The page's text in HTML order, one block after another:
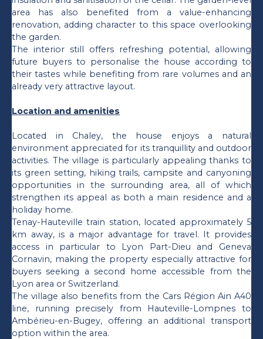
area has also benefited from a value-enhancing
renovation, adding character to this space overlooking
the garden.
The interior still offers refreshing potential, allowing
future buyers to personalise the house according to
their tastes while benefiting from rare volumes and an
already very attractive layout.
Location and amenities
Located in Chaley, the house enjoys a natural
environment appreciated for its tranquillity and outdoor
activities. The village is particularly appealing thanks to
its green setting, hiking trails, campsite and canyoning
opportunities in the surrounding area, all of which
strengthen its appeal as both a main residence and a
holiday home.
Tenay-Hauteville train station, located approximately 5
km away, is a major advantage for travel. It provides
access in particular to Lyon Part-Dieu and Geneva
Cornavin, making the property especially attractive for
buyers seeking a second home accessible from the
Lyon area or Switzerland.
The village also benefits from the Cars Région Ain A40
line, running precisely from Hauteville-Lompnes to
Ambérieu-en-Bugey, offering an additional transport
option within the area.